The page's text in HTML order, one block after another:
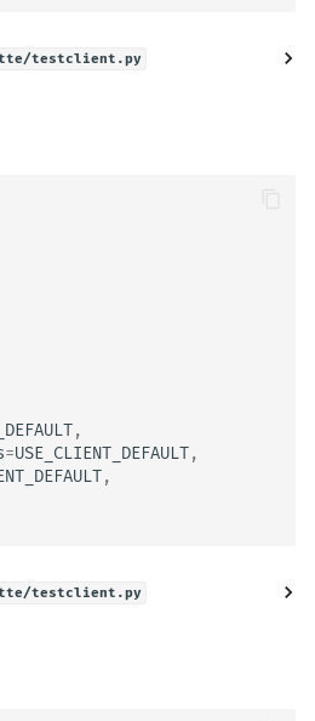
testclient.py
,
=USE_CLIENT_DEFAULT,
,
testclient.py